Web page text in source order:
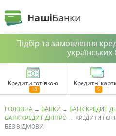
НашіБанки
Підбір та замовлення
українських
Кредити готівкою Кредитні
ГОЛОВНА → БАНКИ → БАНК КРЕДИТ
БАНК КРЕДИТ ДНІПРО → КРЕДИТИ
БЕЗ ВІДМОВИ